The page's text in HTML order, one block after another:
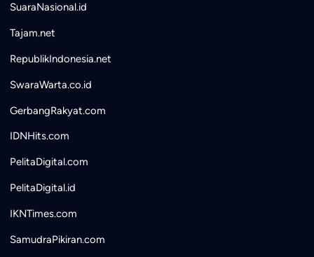
SuaraNasional.id
Tajam.net
RepublikIndonesia.net
SwaraWarta.co.id
GerbangRakyat.com
IDNHits.com
PelitaDigital.com
PelitaDigital.id
IKNTimes.com
SamudraPikiran.com